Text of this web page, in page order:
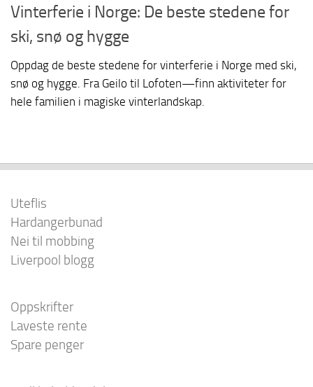
Vinterferie i Norge: De beste stedene for
ski, snø og hygge
Oppdag de beste stedene for vinterferie i Norge med ski,
snø og hygge. Fra Geilo til Lofoten—finn aktiviteter for
hele familien i magiske vinterlandskap.
Uteflis
Hardangerbunad
Nei til mobbing
Liverpool blogg
Oppskrifter
Laveste rente
Spare penger